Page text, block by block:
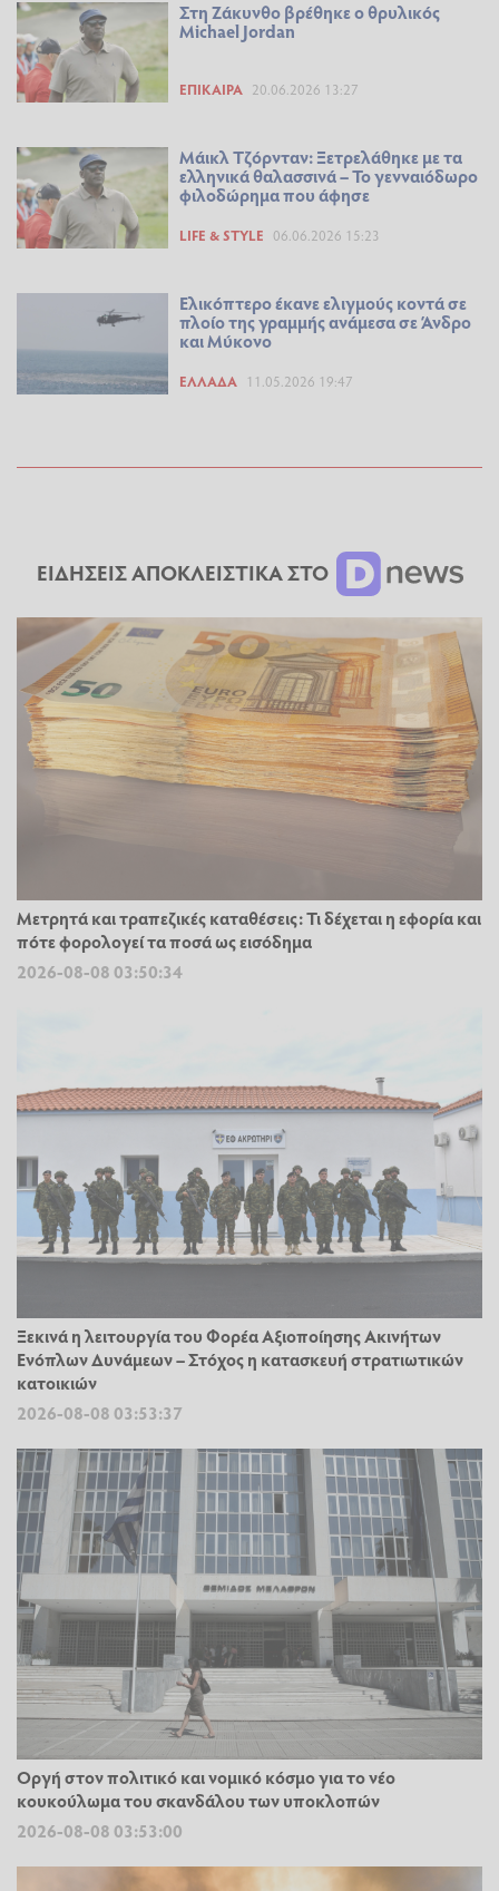
Στη Ζάκυνθο βρέθηκε ο θρυλικός
Michael Jordan
ΕΠΊΚΑΙΡΑ 20.06.2026 13:27
Μάικλ Τζόρνταν: Ξετρελάθηκε με τα
ελληνικά θαλασσινά – Το γενναιόδωρο
φιλοδώρημα που άφησε
LIFE & STYLE 06.06.2026 15:23
Ελικόπτερο έκανε ελιγμούς κοντά σε
πλοίο της γραμμής ανάμεσα σε Άνδρο
και Μύκονο
ΕΛΛΆΔΑ 11.05.2026 19:47
ΕΙΔΗΣΕΙΣ ΑΠΟΚΛΕΙΣΤΙΚΑ ΣΤΟ
Μετρητά και τραπεζικές καταθέσεις: Τι δέχεται η εφορία και
πότε φορολογεί τα ποσά ως εισόδημα
2026-08-08 03:50:34
Ξεκινά η λειτουργία του Φορέα Αξιοποίησης Ακινήτων
Ενόπλων Δυνάμεων – Στόχος η κατασκευή στρατιωτικών
κατοικιών
2026-08-08 03:53:37
Οργή στον πολιτικό και νομικό κόσμο για το νέο
κουκούλωμα του σκανδάλου των υποκλοπών
2026-08-08 03:53:00